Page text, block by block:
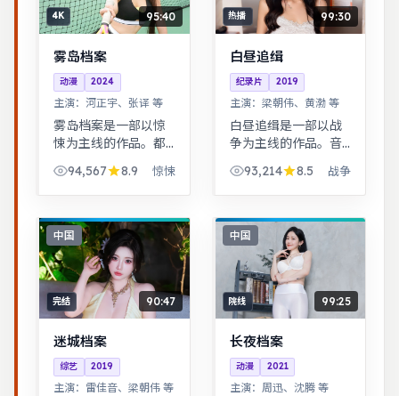
4K 95:40
雾岛档案
动漫 2024
主演： 河正宇、张译 等
雾岛档案是一部以惊
悚为主线的作品。都
市男女在误会与试探
中走近彼此，笑泪交
织的成长故事。青春
群像刻画校园与初入
社会的迷茫，细腻温
暖。
94,567 8.9 惊悚
热播 99:30
白昼追缉
纪录片 2019
主演： 梁朝伟、黄渤 等
白昼追缉是一部以战
争为主线的作品。音
乐与舞蹈推动剧情，
舞台感强，视听体验
突出。家庭伦理冲突
在一场意外后集中爆
发，情感冲击力足。
93,214 8.5 战争
中国
完结 90:47
迷城档案
综艺 2019
主演： 雷佳音、梁朝伟 等
中国
院线 99:25
长夜档案
动漫 2021
主演： 周迅、沈腾 等